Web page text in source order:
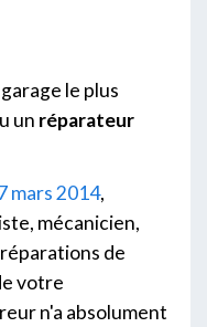
le plus
un réparateur
mars 2014,
mécanicien,
de
votre
n'a absolument